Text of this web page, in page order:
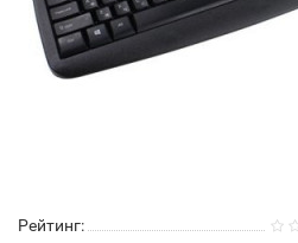
Рейтинг: